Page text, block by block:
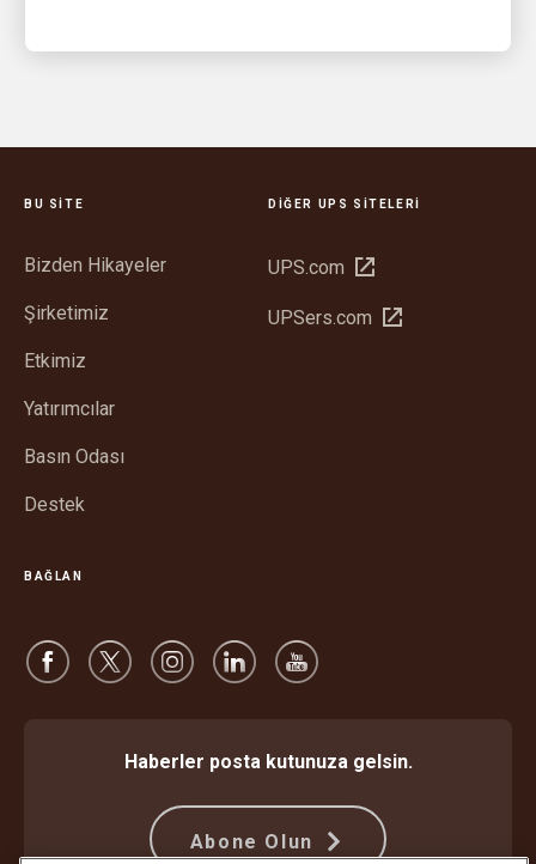
BU SITE
Bizden Hikayeler
Şirketimiz
Etkimiz
Yatırımcılar
Basın Odası
Destek
DIĞER UPS SITELERI
UPS.com Yeni
aç
UPSers.com Yeni
BAĞLAN
Haberler posta kutunuza gelsin.
Abone Olun